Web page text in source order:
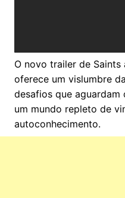
O novo trailer de
oferece um vislumbre
desafios que
um mundo repleto de
autoconhecimento.